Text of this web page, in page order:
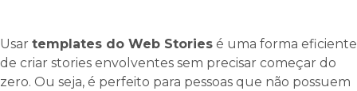
Usar templates do Web Stories é uma forma eficiente
de criar stories envolventes sem precisar começar do
zero. Ou seja, é perfeito para pessoas que não possuem